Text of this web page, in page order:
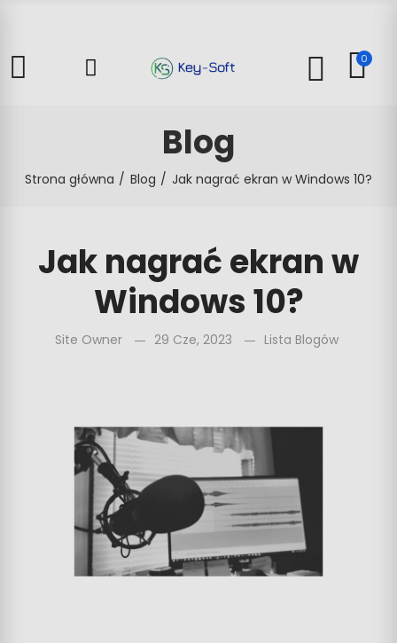
0
Blog
Strona główna Blog Jak nagrać ekran w Windows 10?
Jak nagrać ekran w
Windows 10?
Site Owner 29 Cze, 2023 Lista Blogów